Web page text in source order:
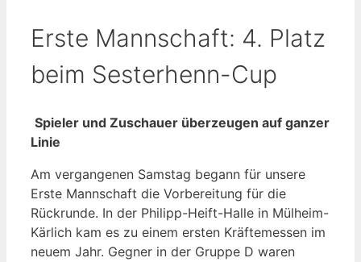
Erste Mannschaft: 4. Platz
beim Sesterhenn-Cup
Spieler und Zuschauer überzeugen auf ganzer
Linie
Am vergangenen Samstag begann für unsere
Erste Mannschaft die Vorbereitung für die
Rückrunde. In der Philipp-Heift-Halle in Mülheim-
Kärlich kam es zu einem ersten Kräftemessen im
neuem Jahr. Gegner in der Gruppe D waren